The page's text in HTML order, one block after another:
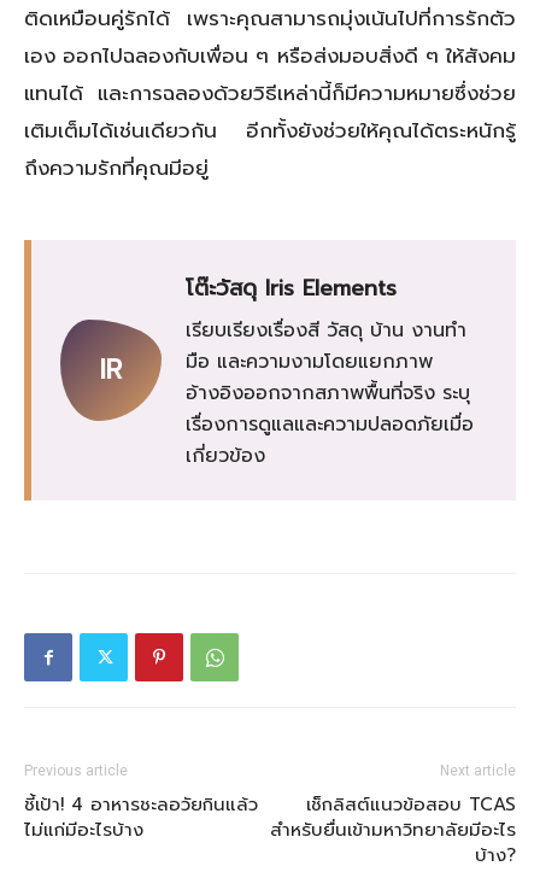
ติดเหมือนคู่รักได้ เพราะคุณสามารถมุ่งเน้นไปที่การรักตัว
เอง ออกไปฉลองกับเพื่อน ๆ หรือส่งมอบสิ่งดี ๆ ให้สังคม
แทนได้ และการฉลองด้วยวิธีเหล่านี้ก็มีความหมายซึ่งช่วย
เติมเต็มได้เช่นเดียวกัน อีกทั้งยังช่วยให้คุณได้ตระหนักรู้
ถึงความรักที่คุณมีอยู่
IR
โต๊ะวัสดุ Iris Elements
เรียบเรียงเรื่องสี วัสดุ บ้าน งานทำ
มือ และความงามโดยแยกภาพ
อ้างอิงออกจากสภาพพื้นที่จริง ระบุ
เรื่องการดูแลและความปลอดภัยเมื่อ
เกี่ยวข้อง
Previous article
ชี้เป้า! 4 อาหารชะลอวัยกินแล้ว
ไม่แก่มีอะไรบ้าง
Next article
เช็กลิสต์แนวข้อสอบ TCAS
สำหรับยื่นเข้ามหาวิทยาลัยมีอะไร
บ้าง?